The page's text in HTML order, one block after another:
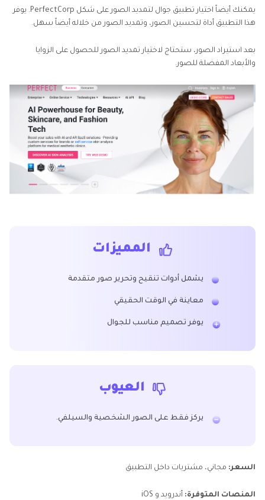
يمكنك أيضاً اختيار تطبيق جوال لتمديد الصور على شكل PerfectCorp. يوفر
هذا التطبيق أداة لتحسين الصور، وتمديد الصور من خلاله أيضاً سهل.
بعد استيراد الصور، ستحتاج لاختيار تمديد الصور للحصول على الزوايا
والأبعاد المفضلة للصور.
المميزات
يشمل أدوات تنقيح وتحرير صور متقدمة
معاينة في الوقت الحقيقي
يوفر تصميم مناسب للجوال
العيوب
يركز فقط على الصور الشخصية والسيلفي.
السعر: مجاني، مشتريات داخل التطبيق
المنصات المتوفرة: أندرويد و iOS